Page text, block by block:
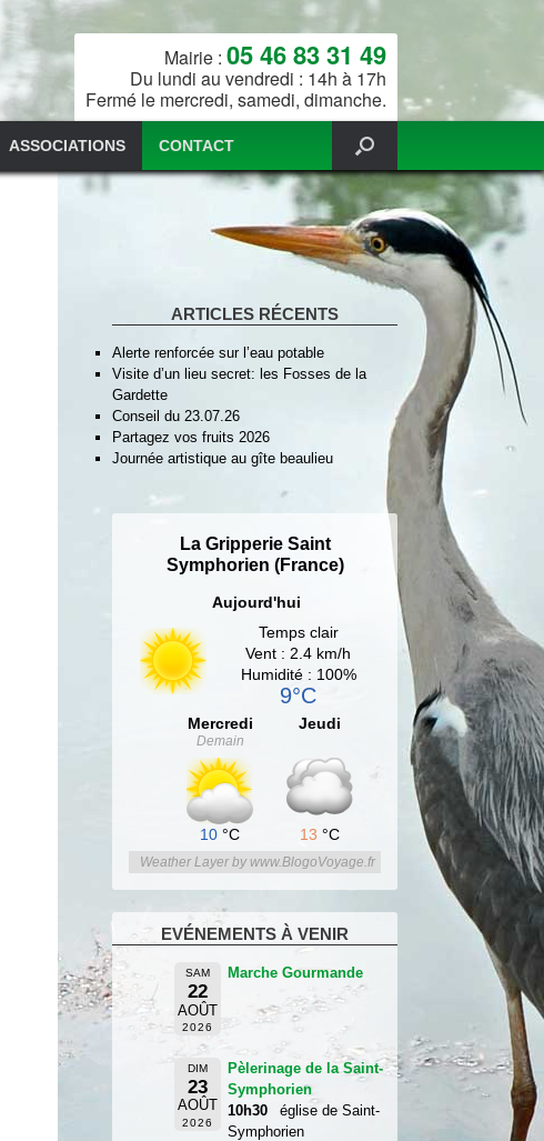
Mairie : 05 46 83 31 49
Du lundi au vendredi : 14h à 17h
Fermé le mercredi, samedi, dimanche.
ASSOCIATIONS CONTACT
ARTICLES RÉCENTS
Alerte renforcée sur l’eau potable
Visite d’un lieu secret: les Fosses de la
Gardette
Conseil du 23.07.26
Partagez vos fruits 2026
Journée artistique au gîte beaulieu
La Gripperie Saint
Symphorien (France)
Aujourd'hui
Temps clair
Vent : 2.4 km/h
Humidité : 100%
9°C
Mercredi
Demain
10 °C
Jeudi
13 °C
Weather Layer by www.BlogoVoyage.fr
EVÉNEMENTS À VENIR
SAM
22
AOÛT
2026
Marche Gourmande
DIM
23
AOÛT
2026
Pèlerinage de la Saint-
Symphorien
10h30
église de Saint-
Symphorien